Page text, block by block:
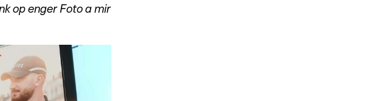
op enger Foto a mir